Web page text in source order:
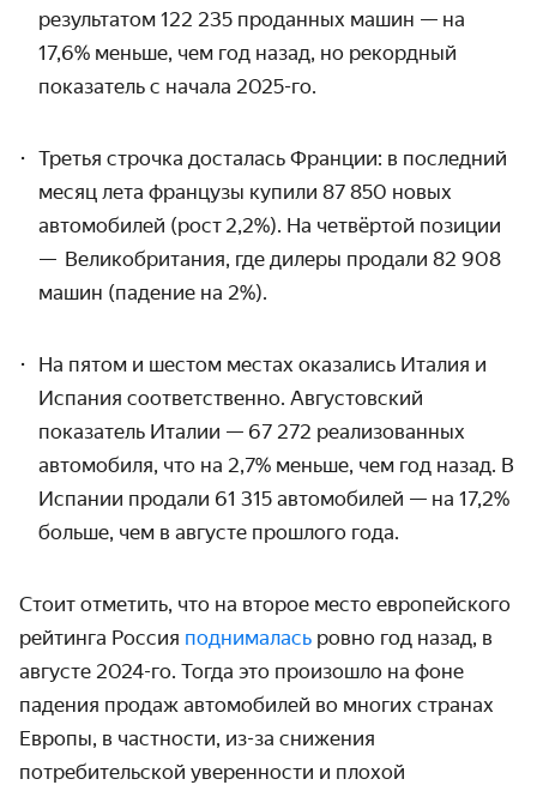
результатом 122 235 проданных машин — на
17,6% меньше, чем год назад, но рекордный
показатель с начала 2025-го.
Третья строчка досталась Франции: в последний
месяц лета французы купили 87 850 новых
автомобилей (рост2,2%). На четвёртой позиции
— Великобритания, где дилеры продали 82 908
машин (падение на 2%).
На пятом и шестом местах оказались Италия и
Испания соответственно. Августовский
показатель Италии — 67 272 реализованных
автомобиля, что на 2,7% меньше, чем год назад. В
Испании продали 61 315 автомобилей — на 17,2%
больше, чем в августе прошлого года.
Стоит отметить, что на второе место европейского
рейтинга Россия поднималась ровно год назад, в
августе 2024-го. Тогда это произошло на фоне
падения продаж автомобилей во многих странах
Европы, в частности, из-за снижения
потребительской уверенности и плохой